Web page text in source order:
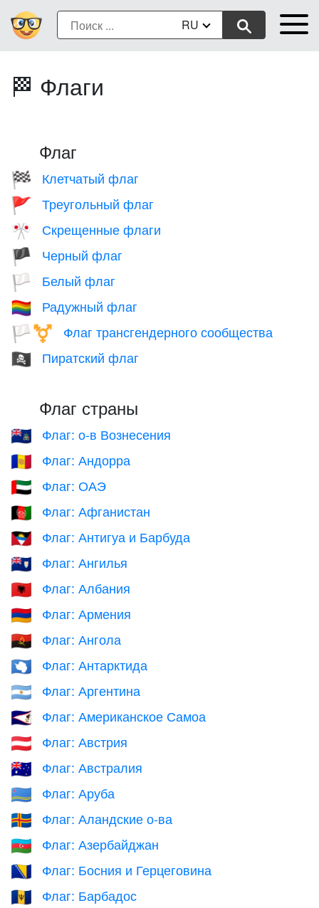
RU
🏁 Флаги
Флаг
🏁 Клетчатый флаг
🚩 Треугольный флаг
🎌 Скрещенные флаги
🏴 Черный флаг
🏳️ Белый флаг
🏳️‍🌈 Радужный флаг
🏳️‍⚧️ Флаг трансгендерного сообщества
🏴‍☠️ Пиратский флаг
Флаг страны
🇦🇨 Флаг: о-в Вознесения
🇦🇩 Флаг: Андорра
🇦🇪 Флаг: ОАЭ
🇦🇫 Флаг: Афганистан
🇦🇬 Флаг: Антигуа и Барбуда
🇦🇮 Флаг: Ангилья
🇦🇱 Флаг: Албания
🇦🇲 Флаг: Армения
🇦🇴 Флаг: Ангола
🇦🇶 Флаг: Антарктида
🇦🇷 Флаг: Аргентина
🇦🇸 Флаг: Американское Самоа
🇦🇹 Флаг: Австрия
🇦🇺 Флаг: Австралия
🇦🇼 Флаг: Аруба
🇦🇽 Флаг: Аландские о-ва
🇦🇿 Флаг: Азербайджан
🇧🇦 Флаг: Босния и Герцеговина
🇧🇧 Флаг: Барбадос